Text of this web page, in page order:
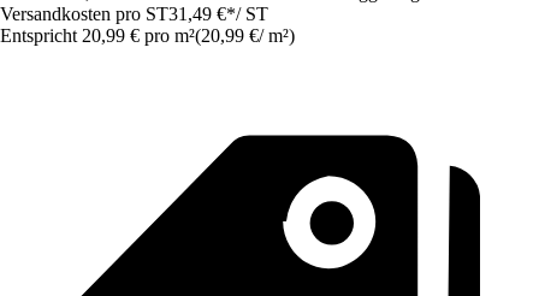
Versandkosten pro ST31,49 €*/ ST
Entspricht 20,99 € pro m²(20,99 €/ m²)